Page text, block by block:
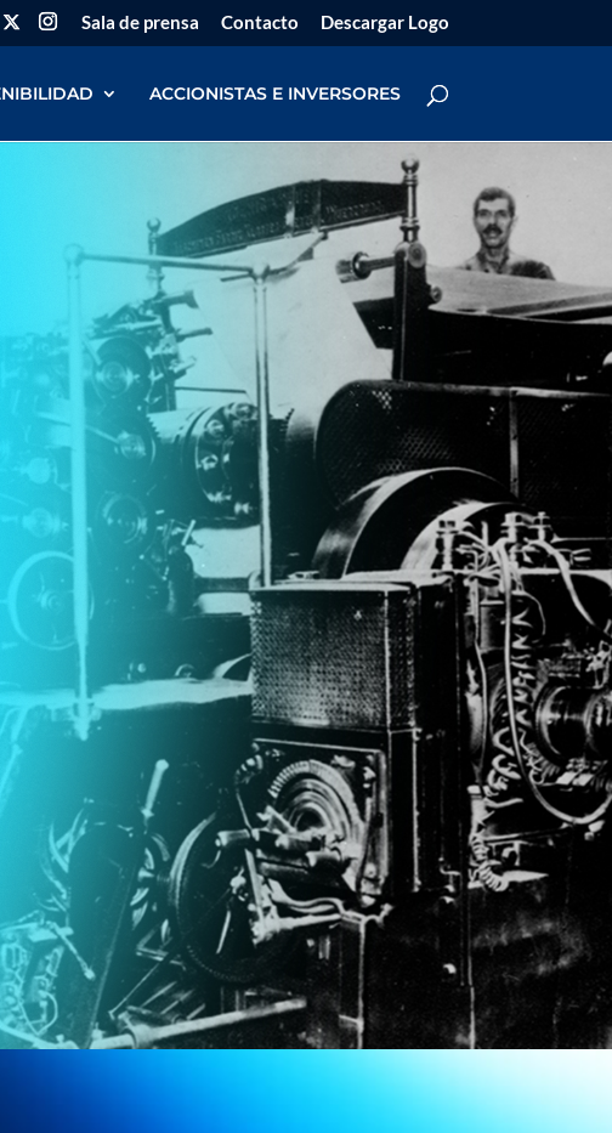
Sala de prensa Contacto Descargar Logo
ACCIONISTAS E INVERSORES